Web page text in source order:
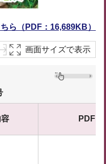
ら（PDF：16,689KB）
画面サイズで表示
PDF